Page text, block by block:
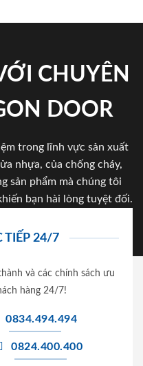
CHUYÊN
DOOR
trong lĩnh vực sản xuất
nhựa, của chống cháy,
sản phẩm mà chúng tôi
bạn hài lòng tuyệt đối.
TIẾP 24/7
và các chính sách ưu
hàng 24/7!
0834.494.494
0824.400.400